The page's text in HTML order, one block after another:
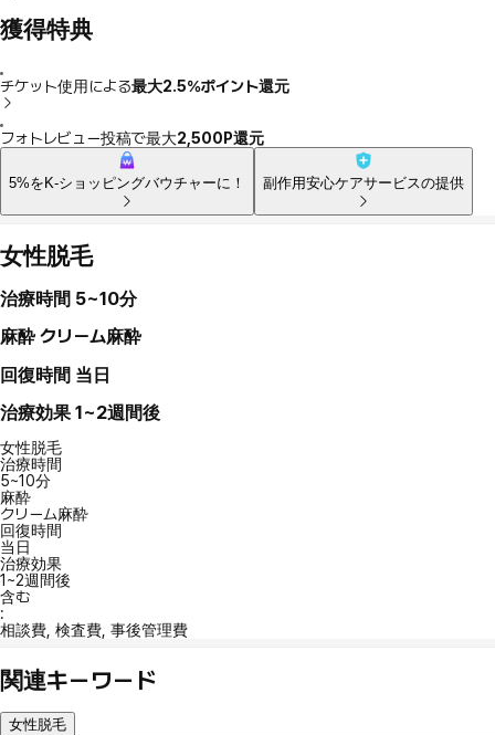
獲得特典
チケット使用による最大2.5％ポイント還元
フォトレビュー投稿で最大2,500P還元
5%をK-ショッピングバウチャーに！ 副作用安心ケアサービスの提供
女性脱毛
治療時間 5~10分
麻酔 クリーム麻酔
回復時間 当日
治療効果 1~2週間後
女性脱毛
治療時間
5~10分
麻酔
クリーム麻酔
回復時間
当日
治療効果
1~2週間後
含む
:
相談費, 検査費, 事後管理費
関連キーワード
女性脱毛